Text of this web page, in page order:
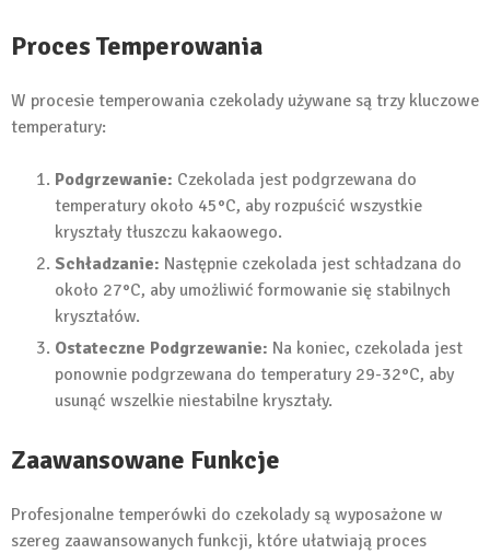
Proces Temperowania
W procesie temperowania czekolady używane są trzy kluczowe
temperatury:
Podgrzewanie: Czekolada jest podgrzewana do
temperatury około 45°C, aby rozpuścić wszystkie
kryształy tłuszczu kakaowego.
Schładzanie: Następnie czekolada jest schładzana do
około 27°C, aby umożliwić formowanie się stabilnych
kryształów.
Ostateczne Podgrzewanie: Na koniec, czekolada jest
ponownie podgrzewana do temperatury 29-32°C, aby
usunąć wszelkie niestabilne kryształy.
Zaawansowane Funkcje
Profesjonalne temperówki do czekolady są wyposażone w
szereg zaawansowanych funkcji, które ułatwiają proces